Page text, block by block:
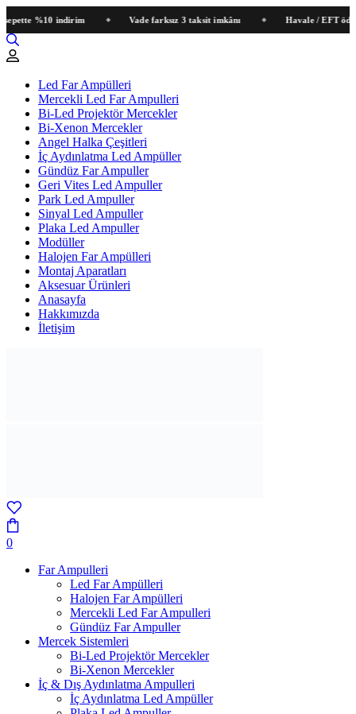
%10 indirim Vade farksız 3 taksit imkânı Havale / EFT
Led Far Ampülleri
Mercekli Led Far Ampulleri
Bi-Led Projektör Mercekler
Bi-Xenon Mercekler
Angel Halka Çeşitleri
İç Aydınlatma Led Ampüller
Gündüz Far Ampuller
Geri Vites Led Ampuller
Park Led Ampuller
Sinyal Led Ampuller
Plaka Led Ampuller
Modüller
Halojen Far Ampülleri
Montaj Aparatları
Aksesuar Ürünleri
Anasayfa
Hakkımızda
İletişim
0
Far Ampulleri
Led Far Ampülleri
Halojen Far Ampülleri
Mercekli Led Far Ampulleri
Gündüz Far Ampuller
Mercek Sistemleri
Bi-Led Projektör Mercekler
Bi-Xenon Mercekler
İç & Dış Aydınlatma Ampulleri
İç Aydınlatma Led Ampüller